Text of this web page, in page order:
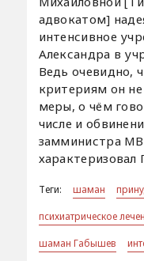
адвокатом]
интенсивное
Александра в
Ведь очевидно,
критериям он
меры, о чём
числе и
замминистра
характеризовал
Теги: шаман
психиатрическое
шаман Габышев